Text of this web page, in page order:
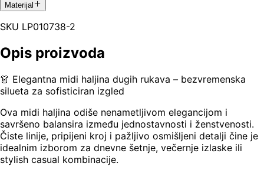
Materijal
SKU LP010738-2
Opis proizvoda
👗 Elegantna midi haljina dugih rukava – bezvremenska
silueta za sofisticiran izgled
Ova midi haljina odiše nenametljivom elegancijom i
savršeno balansira između jednostavnosti i ženstvenosti.
Čiste linije, pripijeni kroj i pažljivo osmišljeni detalji čine je
idealnim izborom za dnevne šetnje, večernje izlaske ili
stylish casual kombinacije.